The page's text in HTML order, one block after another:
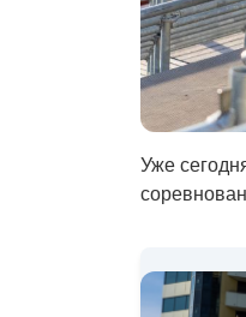
Уже